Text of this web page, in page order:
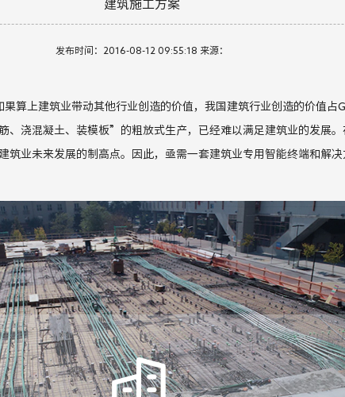
建筑施工方案
发布时间：2016-08-12 09:55:18 来源：
果算上建筑业带动其他行业创造的价值，我国建筑行业创造的价值占
、浇混凝土、装模板” 的粗放式生产，已经难以满足建筑业的发展。
筑业未来发展的制高点。因此，亟需一套建筑业专用智能终端和解